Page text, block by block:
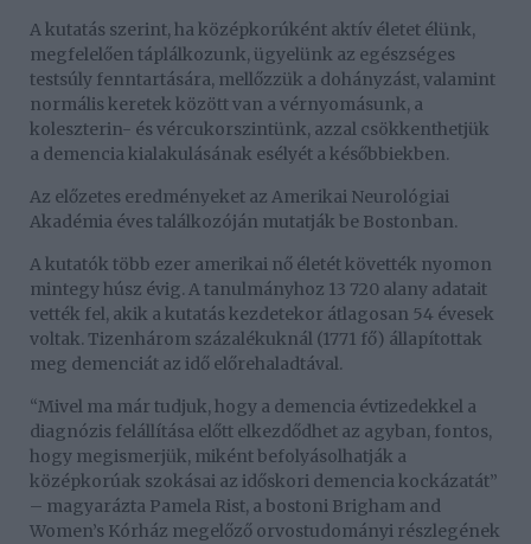
A kutatás szerint, ha középkorúként aktív életet élünk,
megfelelően táplálkozunk, ügyelünk az egészséges
testsúly fenntartására, mellőzzük a dohányzást, valamint
normális keretek között van a vérnyomásunk, a
koleszterin- és vércukorszintünk, azzal csökkenthetjük
a demencia kialakulásának esélyét a későbbiekben.
Az előzetes eredményeket az Amerikai Neurológiai
Akadémia éves találkozóján mutatják be Bostonban.
A kutatók több ezer amerikai nő életét követték nyomon
mintegy húsz évig. A tanulmányhoz 13 720 alany adatait
vették fel, akik a kutatás kezdetekor átlagosan 54 évesek
voltak. Tizenhárom százalékuknál (1771 fő) állapítottak
meg demenciát az idő előrehaladtával.
“Mivel ma már tudjuk, hogy a demencia évtizedekkel a
diagnózis felállítása előtt elkezdődhet az agyban, fontos,
hogy megismerjük, miként befolyásolhatják a
középkorúak szokásai az időskori demencia kockázatát”
– magyarázta Pamela Rist, a bostoni Brigham and
Women’s Kórház megelőző orvostudományi részlegének